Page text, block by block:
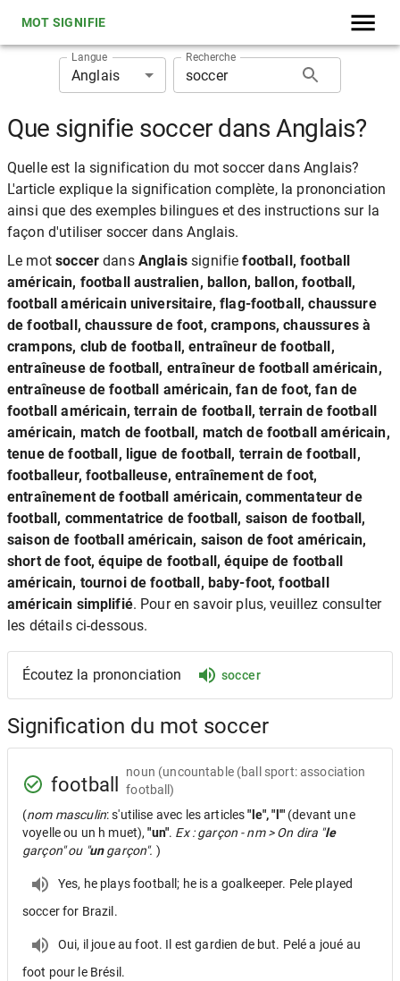
MOT SIGNIFIE
Langue
Anglais
Recherche
Que signifie soccer dans Anglais?
Quelle est la signification du mot soccer dans Anglais?
L'article explique la signification complète, la prononciation
ainsi que des exemples bilingues et des instructions sur la
façon d'utiliser soccer dans Anglais.
Le motsoccerdans Anglaissignifiefootball, football
américain, football australien, ballon, ballon, football,
football américain universitaire, flag-football, chaussure
de football, chaussure de foot, crampons, chaussures à
crampons, club de football, entraîneur de football,
entraîneuse de football, entraîneur de football américain,
entraîneuse de football américain, fan de foot, fan de
football américain, terrain de football, terrain de football
américain, match de football, match de football américain,
tenue de football, ligue de football, terrain de football,
footballeur, footballeuse, entraînement de foot,
entraînement de football américain, commentateur de
football, commentatrice de football, saison de football,
saison de football américain, saison de foot américain,
short de foot, équipe de football, équipe de football
américain, tournoi de football, baby-foot, football
américain simplifié. Pour en savoir plus, veuillez consulter
les détails ci-dessous.
Écoutez la prononciation soccer
Signification du mot soccer
football
noun (uncountable (ball sport: association
football)
(nom masculin: s'utilise avec les articles"le", "l'" (devant une
voyelle ou un h muet),"un". Ex : garçon - nm > On dira "le
garçon" ou "ungarçon". )
Yes, he plays football; he is a goalkeeper. Pele played
soccer for Brazil.
Oui, il joue au foot. Il est gardien de but. Pelé a joué au
foot pour le Brésil.